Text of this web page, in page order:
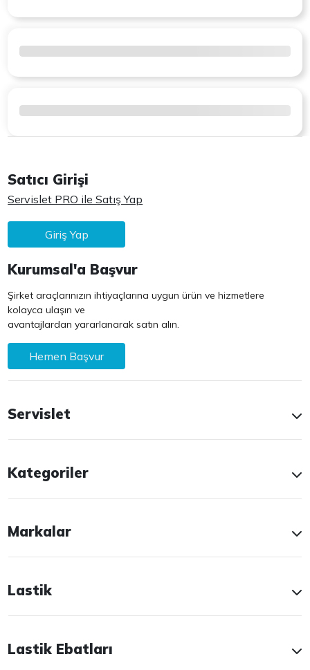
Satıcı Girişi
Servislet PRO ile Satış Yap
Giriş Yap
Kurumsal'a Başvur
Şirket araçlarınızın ihtiyaçlarına uygun ürün ve hizmetlere
kolayca ulaşın ve
avantajlardan yararlanarak satın alın.
Hemen Başvur
Servislet
Kategoriler
Markalar
Lastik
Lastik Ebatları